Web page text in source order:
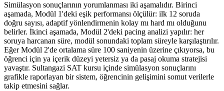
Simülasyon sonuçlarının yorumlanması iki aşamalıdır. Birinci
aşamada, Modül 1'deki eşik performansı ölçülür: ilk 12 soruda
doğru sayısı, adaptif yönlendirmenin kolay mı hard mı olduğunu
belirler. İkinci aşamada, Modül 2'deki pacing analizi yapılır: her
soruya harcanan süre, modül sonundaki toplam süreyle karşılaştırılır.
Eğer Modül 2'de ortalama süre 100 saniyenin üzerine çıkıyorsa, bu
öğrenci için ya içerik düzeyi yetersiz ya da pasaj okuma stratejisi
yavaştır. Sultangazi SAT kursu içinde simülasyon sonuçlarını
grafikle raporlayan bir sistem, öğrencinin gelişimini somut verilerle
takip etmesini sağlar.